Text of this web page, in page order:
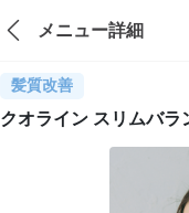
メニュー詳細
髪質改善
クオライン スリムバ